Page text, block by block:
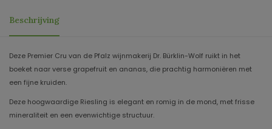
Beschrijving
Deze Premier Cru van de Pfalz wijnmakerij Dr. Bürklin-Wolf ruikt in het
boeket naar verse grapefruit en ananas, die prachtig harmoniëren met
een fijne kruiden.
Deze hoogwaardige Riesling is elegant en romig in de mond, met frisse
mineraliteit en een evenwichtige structuur.